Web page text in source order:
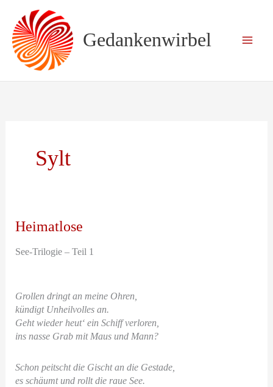
Inhalt
springen
Gedankenwirbel
Sylt
Heimatlose
See-Trilogie – Teil 1
Grollen dringt an meine Ohren,
kündigt Unheilvolles an.
Geht wieder heut‘ ein Schiff verloren,
ins nasse Grab mit Maus und Mann?
Schon peitscht die Gischt an die Gestade,
es schäumt und rollt die raue See.